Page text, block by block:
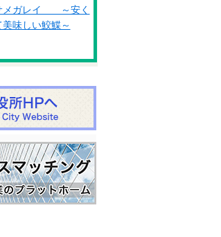
メガレイ ～安く
美味しい鮫鰈～